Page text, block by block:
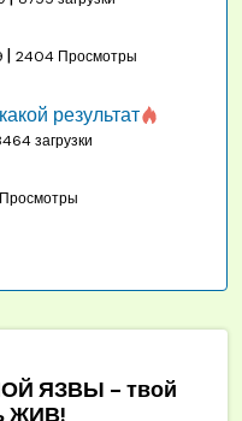
| 2404 Просмотры
результат
загрузки
ЯЗВЫ - твой
ЖИВ!